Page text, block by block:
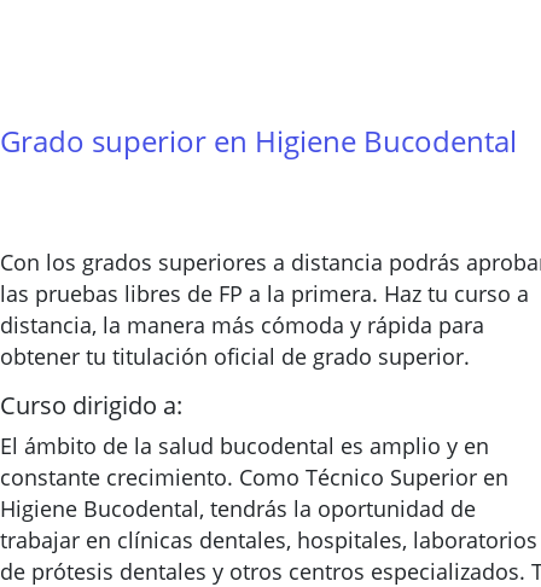
Grado superior en Higiene Bucodental
Con los grados superiores a distancia podrás
las pruebas libres de FP a la primera. Haz tu curso a
distancia, la manera más cómoda y rápida para
obtener tu titulación oficial de grado superior.
Curso dirigido a:
El ámbito de la salud bucodental es amplio y en
constante crecimiento. Como Técnico Superior en
Higiene Bucodental, tendrás la oportunidad de
trabajar en clínicas dentales, hospitales, laboratorios
de prótesis dentales y otros centros especializados.